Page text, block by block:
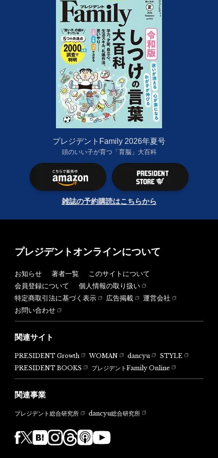
プレジデントFamily 2026年夏号
頭のいい子が育つ「育脳」大百科
雑誌の予約購読はこちらから
プレジデントオンラインについて
お知らせ 著者一覧
このサイトについて
会員登録について
個人情報の取り扱い
特定商取引法に基づく表示
広告掲載
運営会社
お問い合わせ
関連サイト
PRESIDENT Growth WOMAN dancyu
STYLE
PRESIDENT BOOKS
プレジデントFamily Online
関連事業
プレジデント総合研究所 dancyu総合研究所